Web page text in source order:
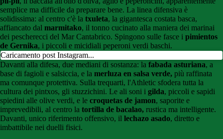
semplice ma difficile da preparare bene. La linea difensiva è
solidissima: al centro c'è la txuleta, la gigantesca costata basca,
affiancato dal marmitako, il tonno cucinato alla maniera dei marinai
dei pescherecci del Mar Cantabrico. Spingono sulle fasce i pimientos
de Gernika, i piccoli e micidiali peperoni verdi baschi.
Caricamento post Instagram...
Davanti alla difesa, due mediani di sostanza: la fabada asturiana, a
base di fagioli e salsiccia, e la merluza en salsa verde, più raffinata
ma comunque protettiva. Sulla trequarti, l'Athletic sfodera tutta la
cultura dei pintxos, gli stuzzichini. Le ali soni i gilda, piccoli e sapidi
spiedini alle olive verdi, e le croquetas de jamon, saporite e
imprevedibili, al centro la tortilla de bacalao, rustica ma intelligente.
Davanti, unico riferimento offensivo, il lechazo asado, diretto e
imbattibile nei duelli fisici.